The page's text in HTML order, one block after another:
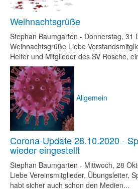
Weihnachtsgrüße
Stephan Baumgarten - Donnerstag, 31
Weihnachtsgrüße Liebe
Helfer und Mitglieder des SV Rosche,
Allgemein
Corona-Update 28.10.2020 -
wieder eingestellt
Stephan Baumgarten - Mittwoch, 28
Liebe Vereinsmitglieder, Übungsleiter,
habt sicher auch schon den Medien...